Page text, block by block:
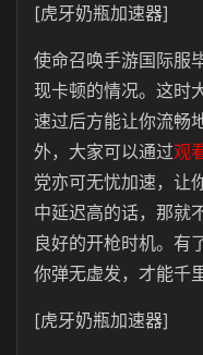
[虎牙奶瓶加速器]
使命召唤手游国际服
现卡顿的情况。这时
速过后方能让你流畅
外，大家可以通过观
党亦可无忧加速，让
中延迟高的话，那就
良好的开枪时机。有
你弹无虚发，才能千
[虎牙奶瓶加速器]